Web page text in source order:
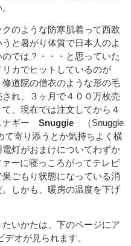
のような防寒肌着って西欧
と暑がり体質で日本人のよ
では？・・・と思っていた
カでヒットしているのが
修道院の僧衣のような形の毛
れ、３ヶ月で４００万枚売
、現在では注文してから４
ナギー Snuggie （Snuggle
て寄り添うとか気持ちよく横
灯がおまけについてわずか
ーに寝っころがってテレビ
ごもり状態になっている消
しかも、暖房の温度を下げ
いかたは、下のページにア
オが見られます。